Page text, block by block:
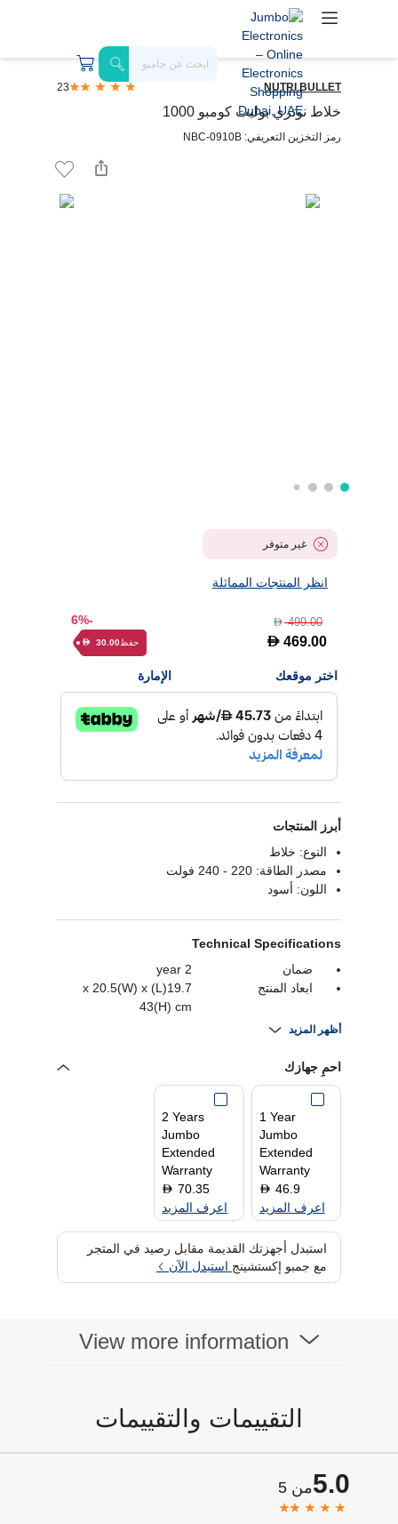
NUTRI BULLET
23
خلاط نوتري بوليت كومبو 1000
رمز التخزين التعريفي: NBC-0910B
غير متوفر
انظر المنتجات المماثلة
D499.00
D 469.00
-6%
حفظ D 30.00
اختر موقعك الإمارة
أبرز المنتجات
النوع: خلاط
مصدر الطاقة: 220 - 240 فولت
اللون: أسود
Technical Specifications
ضمان
2 year
ابعاد المنتج
19.7(L) x 20.5(W) x
43(H) cm
القدرة بالواط
سرعة
أظهر المزيد
احمِ جهازك
1 Year
Jumbo
Extended
Warranty
D 46.9
اعرف المزيد
2 Years
Jumbo
Extended
Warranty
D 70.35
اعرف المزيد
استبدل أجهزتك القديمة مقابل رصيد في المتجر
مع جمبو إكستشينج استبدل الآن
View more information
التقييمات والتقييمات
5.0من 5